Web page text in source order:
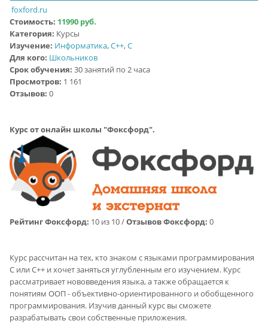
foxford.ru
Стоимость: 11990 руб.
Категория: Курсы
Изучение: Информатика,C++,C
Для кого: Школьников
Срок обучения: 30 занятий по 2 часа
Просмотров: 1 161
Отзывов: 0
Курс от онлайн школы "Фоксфорд".
Рейтинг Фоксфорд: 10 из 10 /Отзывов Фоксфорд: 0
Курс рассчитан на тех, кто знаком с языками программирования
C или C++ и хочет заняться углубленным его изучением. Курс
рассматривает нововведения языка, а также обращается к
понятиям ООП - объективно-ориентированного и обобщенного
программирования. Изучив данный курс вы сможете
разрабатывать свои собственные приложения.